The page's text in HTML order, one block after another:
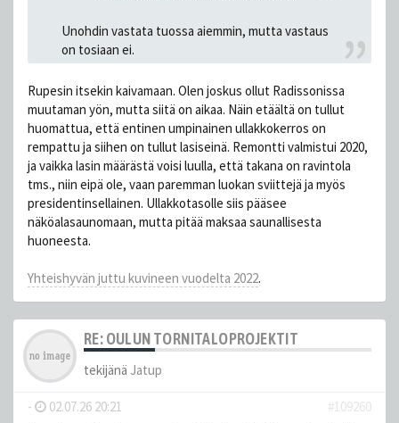
Unohdin vastata tuossa aiemmin, mutta vastaus
on tosiaan ei.
Rupesin itsekin kaivamaan. Olen joskus ollut Radissonissa
muutaman yön, mutta siitä on aikaa. Näin etäältä on tullut
huomattua, että entinen umpinainen ullakkokerros on
rempattu ja siihen on tullut lasiseinä. Remontti valmistui 2020,
ja vaikka lasin määrästä voisi luulla, että takana on ravintola
tms., niin eipä ole, vaan paremman luokan sviittejä ja myös
presidentinsellainen. Ullakkotasolle siis pääsee
näköalasaunomaan, mutta pitää maksaa saunallisesta
huoneesta.
Yhteishyvän juttu kuvineen vuodelta 2022.
RE: OULUN TORNITALOPROJEKTIT
tekijänä Jatup
- 02.07.26 20:21
#109260